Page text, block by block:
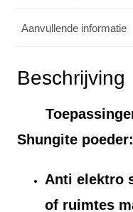
Aanvullende informatie
Beschrijving
Shungite poeder:
Anti elektro
of ruimtes